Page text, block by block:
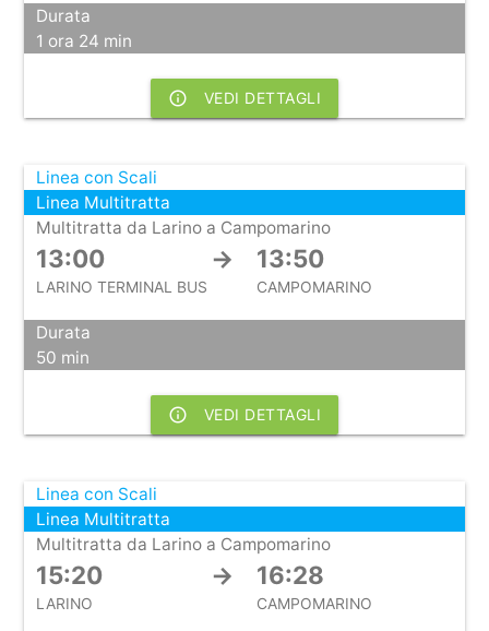
Durata
1 ora 24 min
info_outline VEDI DETTAGLI
Linea con Scali
Linea Multitratta
Multitratta da Larino a Campomarino
13:00 → 13:50
LARINO TERMINAL BUS CAMPOMARINO
Durata
50 min
info_outline VEDI DETTAGLI
Linea con Scali
Linea Multitratta
Multitratta da Larino a Campomarino
15:20 → 16:28
LARINO CAMPOMARINO